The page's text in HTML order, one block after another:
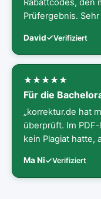
Rabattcodes, den
Prüfergebnis.
David Verifiziert
Für die
„korrektur.de hat
überprüft. Im
kein Plagiat hatte,
Ma Ni Verifiziert